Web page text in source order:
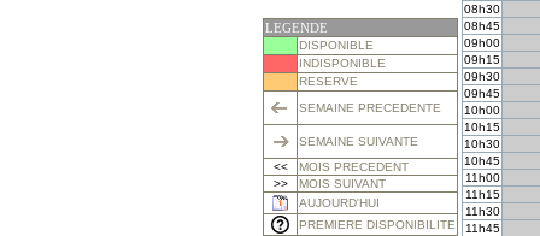
LEGENDE
DISPONIBLE
INDISPONIBLE
RESERVE
SEMAINE PRECEDENTE
SEMAINE SUIVANTE
<<
MOIS PRECEDENT
>>
MOIS SUIVANT
AUJOURD'HUI
PREMIERE DISPONIBILITE
08h30
08h45
09h00
09h15
09h30
09h45
10h00
10h15
10h30
10h45
11h00
11h15
11h30
11h45